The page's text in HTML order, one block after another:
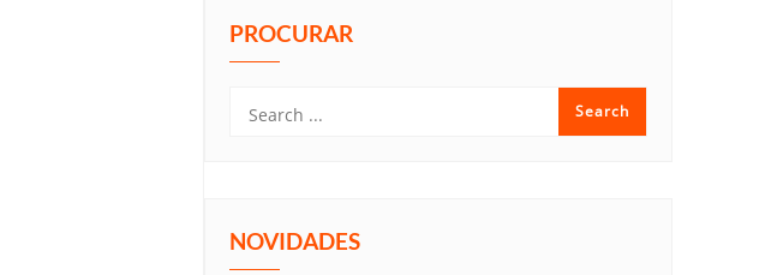
PROCURAR
NOVIDADES